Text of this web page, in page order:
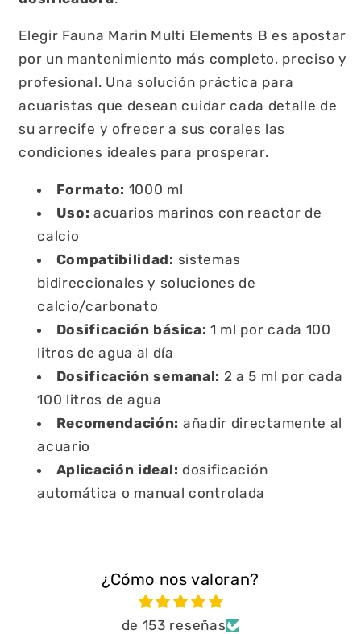
Elegir Fauna Marin Multi Elements B es apostar
por un mantenimiento más completo, preciso y
profesional. Una solución práctica para
acuaristas que desean cuidar cada detalle de
su arrecife y ofrecer a sus corales las
condiciones ideales para prosperar.
Formato: 1000 ml
Uso: acuarios marinos con reactor de
calcio
Compatibilidad: sistemas
bidireccionales y soluciones de
calcio/carbonato
Dosificación básica: 1 ml por cada 100
litros de agua al día
Dosificación semanal: 2 a 5 ml por cada
100 litros de agua
Recomendación: añadir directamente al
acuario
Aplicación ideal: dosificación
automática o manual controlada
¿Cómo nos valoran?
de 153 reseñas